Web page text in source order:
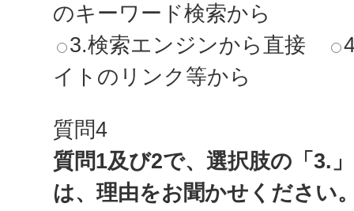
のキーワード検索から
3.検索エンジンから直接
イトのリンク等から
質問4
質問1及び2で、選択肢の「3.
は、理由をお聞かせください